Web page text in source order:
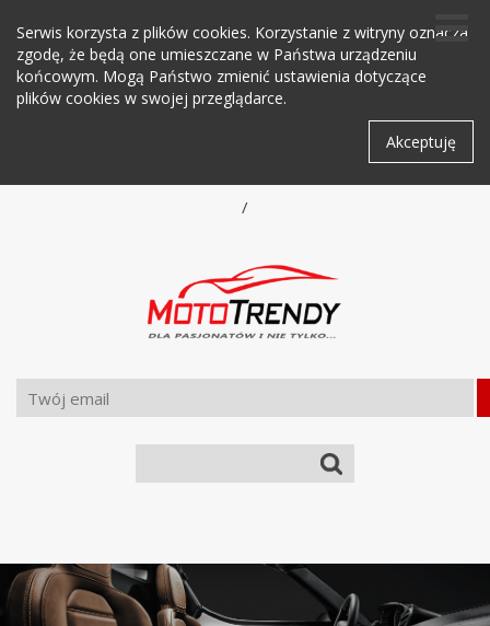
Serwis korzysta z plików cookies. Korzystanie z witryny oznacza
zgodę, że będą one umieszczane w Państwa urządzeniu
końcowym. Mogą Państwo zmienić ustawienia dotyczące
plików cookies w swojej przeglądarce.
Akceptuję
/